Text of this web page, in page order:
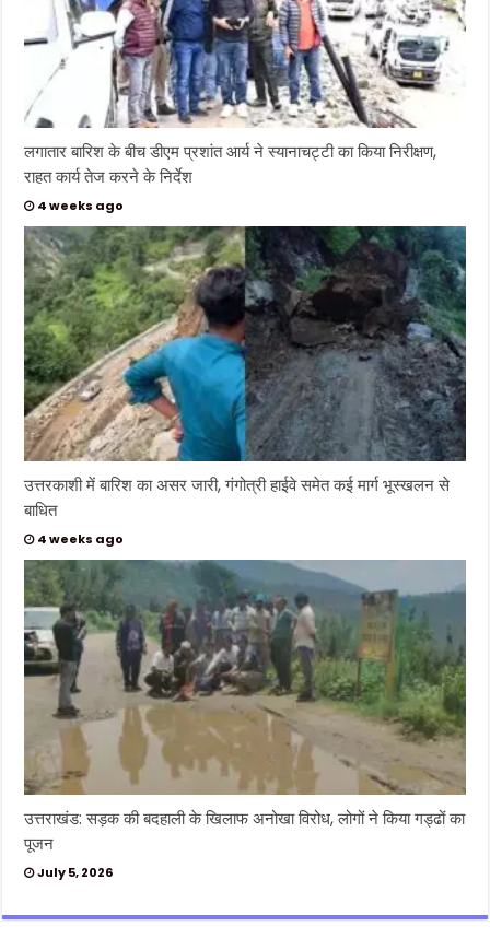
लगातार बारिश के बीच डीएम प्रशांत आर्य ने स्यानाचट्टी का किया निरीक्षण,
राहत कार्य तेज करने के निर्देश
4 weeks ago
उत्तरकाशी में बारिश का असर जारी, गंगोत्री हाईवे समेत कई मार्ग भूस्खलन से
बाधित
4 weeks ago
उत्तराखंड: सड़क की बदहाली के खिलाफ अनोखा विरोध, लोगों ने किया गड्ढों का
पूजन
July 5, 2026